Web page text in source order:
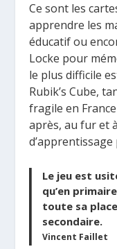
Ce sont les
apprendre les
éducatif ou
Locke pour
le plus difficile
Rubik’s Cube,
fragile en
après, au fur et
d’apprentissage
Le jeu est
qu’en
toute sa
secondaire.
Vincent Faillet